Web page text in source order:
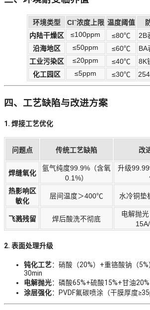
环境类型 Cl⁻浓度上限 温度阈值
内陆干燥区
≤100ppm ≤80℃
2B
沿海地区
≤50ppm ≤60℃
BA
工业污染区
≤20ppm ≤40℃
8K
化工园区
≤5ppm ≤30℃
四、工艺缺陷与改进方案
1. 焊接工艺优化
问题点 传统工艺缺陷 改
焊缝氧化
氩气纯度99.9%（含氧
0.1%）
升级
热影响区
敏化
层间温度＞400℃ 水冷铜垫
飞溅残留 焊后酸洗不彻底
电解抛
15A/
2. 表面处理升级
钝化工艺：硝酸（20%）+重铬酸钠（
30min
电解抛光：磷酸65%+硫酸15%+甘油
涂层强化：PVDF氟碳喷涂（干膜厚度